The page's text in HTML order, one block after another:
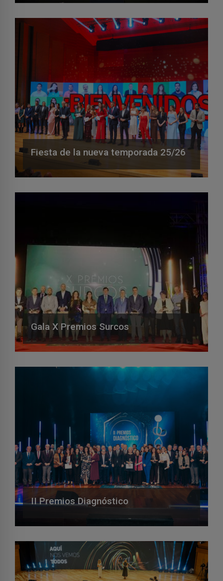
Fiesta de la nueva temporada 25/26
Gala X Premios Surcos
II Premios Diagnóstico